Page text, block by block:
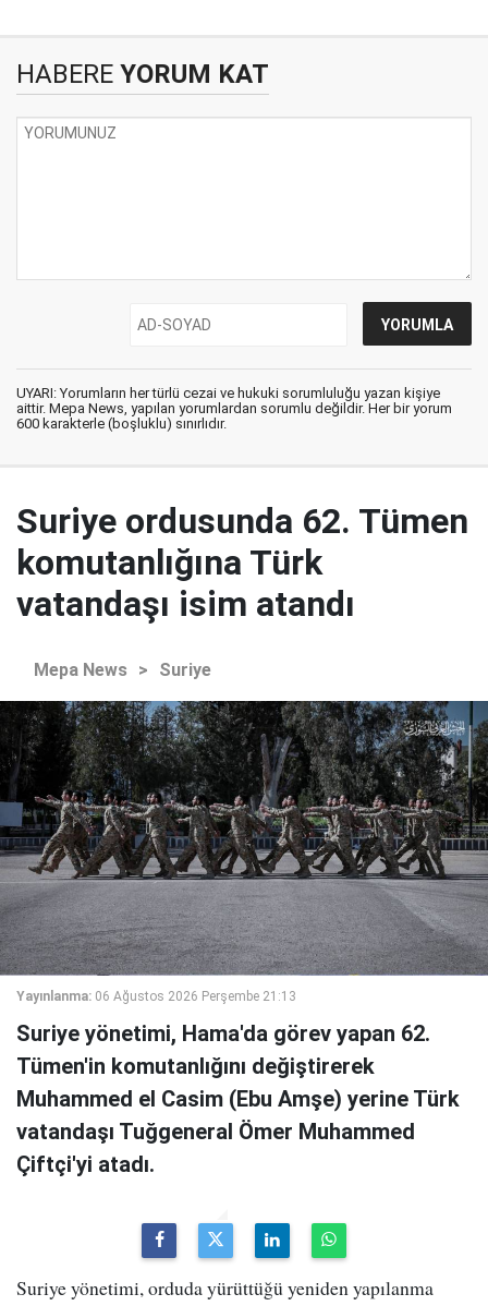
HABERE YORUM KAT
UYARI: Yorumların her türlü cezai ve hukuki sorumluluğu yazan kişiye
aittir. Mepa News, yapılan yorumlardan sorumlu değildir. Her bir yorum
600 karakterle (boşluklu) sınırlıdır.
Suriye ordusunda 62. Tümen
komutanlığına Türk
vatandaşı isim atandı
Mepa News > Suriye
Yayınlanma: 06 Ağustos 2026 Perşembe 21:13
Suriye yönetimi, Hama'da görev yapan 62.
Tümen'in komutanlığını değiştirerek
Muhammed el Casim (Ebu Amşe) yerine Türk
vatandaşı Tuğgeneral Ömer Muhammed
Çiftçi'yi atadı.
Suriye yönetimi, orduda yürüttüğü yeniden yapılanma